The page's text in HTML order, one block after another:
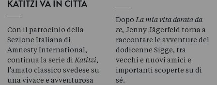
KATITZI VA IN CITTÀ
Con il patrocinio della
Sezione Italiana di
Amnesty International,
continua la serie di Katitzi,
l’amato classico svedese su
una vivace e avventurosa
Dopo La mia vita dorata da
re, Jenny Jägerfeld torna a
raccontare le avventure del
dodicenne Sigge, tra
vecchi e nuovi amici e
importanti scoperte su di
sé.